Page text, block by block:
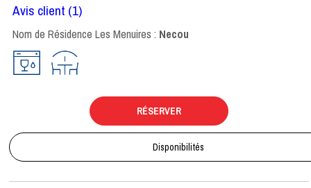
Avis client (1)
Nom de Résidence Les Menuires : Necou
RÉSERVER
Disponibilités